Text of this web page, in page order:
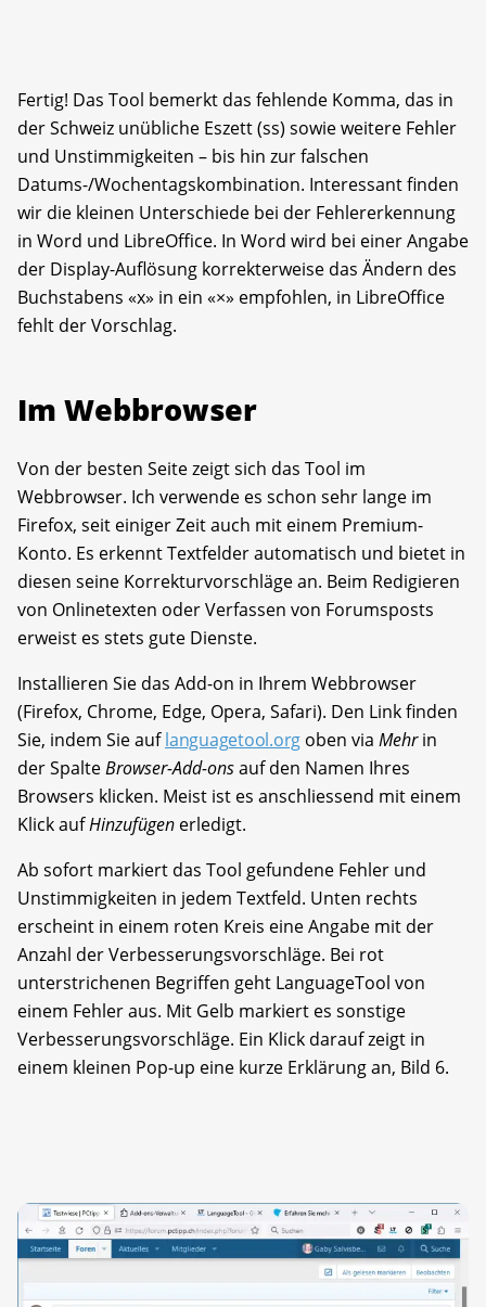
Fertig! Das Tool bemerkt das fehlende Komma, das in
der Schweiz unübliche Eszett (ss) sowie weitere Fehler
und Unstimmigkeiten – bis hin zur falschen
Datums-/Wochentagskombination. Interessant finden
wir die kleinen Unterschiede bei der Fehlererkennung
in Word und Libre­Office. In Word wird bei einer Angabe
der Display-Auflösung korrekterweise das Ändern des
Buchstabens «x» in ein «×» empfohlen, in LibreOffice
fehlt der Vorschlag.
Im Webbrowser
Von der besten Seite zeigt sich das Tool im
Webbrowser. Ich verwende es schon sehr lange im
Firefox, seit einiger Zeit auch mit einem Premium-
Konto. Es erkennt Textfelder automatisch und bietet in
diesen seine Korrekturvorschläge an. Beim Redigieren
von Onlinetexten oder Verfassen von Forumsposts
erweist es stets gute Dienste.
Installieren Sie das Add-on in Ihrem Webbrowser
(Firefox, Chrome, Edge, Opera, Safari). Den Link finden
Sie, indem Sie auflanguagetool.org oben viaMehrin
der SpalteBrowser-Add-onsauf den Namen Ihres
Browsers klicken. Meist ist es anschliessend mit einem
Klick aufHinzufügen erledigt.
Ab sofort markiert das Tool gefundene Fehler und
Unstimmigkeiten in jedem Textfeld. Unten rechts
erscheint in einem roten Kreis eine Angabe mit der
Anzahl der Verbesserungsvorschläge. Bei rot
unterstrichenen Begriffen geht LanguageTool von
einem Fehler aus. Mit Gelb markiert es sonstige
Verbesserungsvorschläge. Ein Klick darauf zeigt in
einem kleinen Pop-up eine kurze Erklärung an, Bild 6.